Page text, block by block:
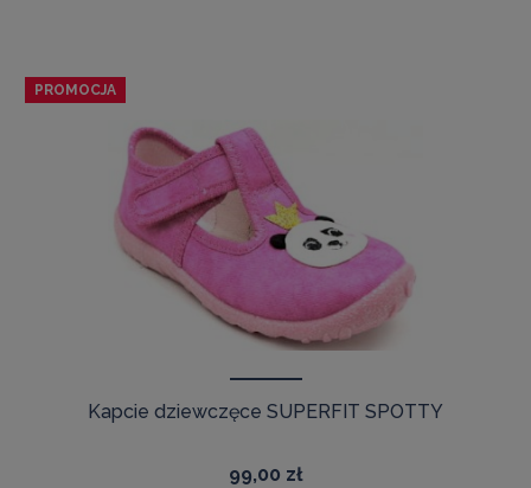
Kapcie dziewczęce SUPERFIT SPOTTY
99,00 zł
PROMOCJA